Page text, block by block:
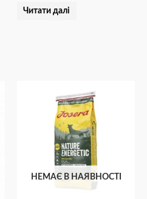
Читати далі
НЕМАЄ В НАЯВНОСТІ